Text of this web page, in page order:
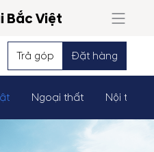
Bắc Việt
Trả góp Đặt hàng
Ngoại thất Nội thất